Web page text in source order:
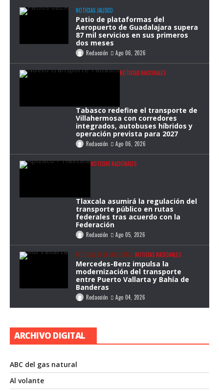
NOTICIAS JALISCO
Patio de plataformas del
Aeropuerto de Guadalajara supera
87 mil servicios en sus primeros
dos meses
Redacción Ago 06, 2026
NOTICIAS NACIONALES
Tabasco redefine el transporte de
Villahermosa con corredores
integrados, autobuses híbridos y
operación prevista para 2027
Redacción Ago 06, 2026
NOTICIAS NACIONALES
Tlaxcala asumirá la regulación del
transporte público en rutas
federales tras acuerdo con la
Federación
Redacción Ago 05, 2026
NOTICIAS DE LA INDUSTRIA NOTICIAS NACIONALES
Mercedes-Benz impulsa la
modernización del transporte
entre Puerto Vallarta y Bahía de
Banderas
Redacción Ago 04, 2026
ARCHIVO DIGITAL
ABC del gas natural
Al volante